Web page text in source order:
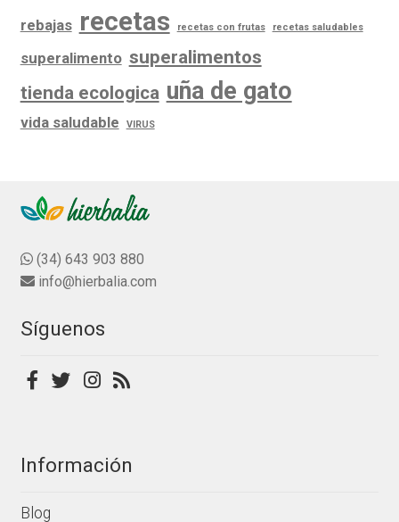
rebajas recetas recetas con frutas recetas saludables
superalimento superalimentos
tienda ecologica uña de gato
vida saludable VIRUS
(34) 643 903 880
info@hierbalia.com
Síguenos
Información
Blog